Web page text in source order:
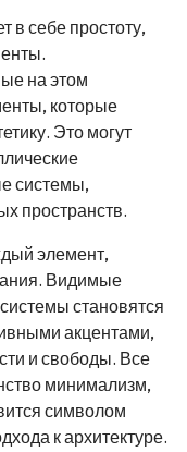
в себе простоту,
на этом
которые
Это могут
системы,
пространств.
элемент,
Видимые
становятся
акцентами,
и свободы. Все
минимализм,
символом
к архитектуре.